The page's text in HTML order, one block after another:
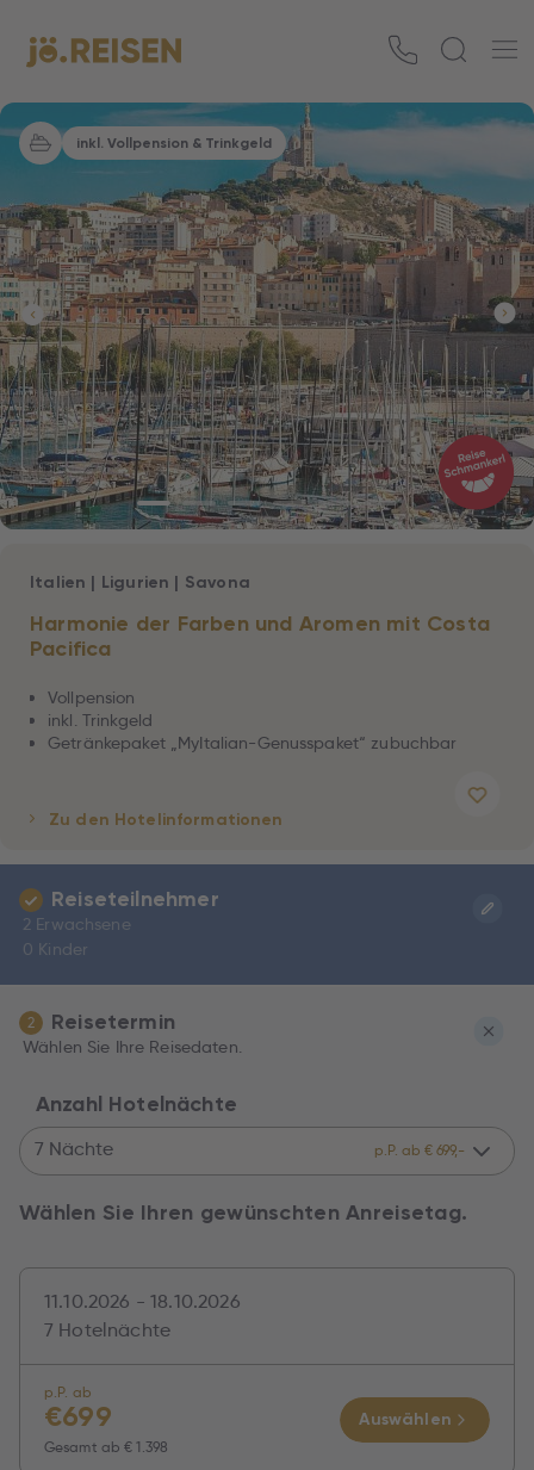
inkl. Vollpension & Trinkgeld
Harmonie der Farben und Aromen mit Costa
Pacifica
Italien | Ligurien | Savona
Vollpension
inkl. Trinkgeld
Getränkepaket „MyItalian-Genusspaket“ zubuchbar
Zu den Hotelinformationen
Reiseteilnehmer
2 Erwachsene
0 Kinder
2 Reisetermin
Wählen Sie Ihre Reisedaten.
Anzahl Hotelnächte
7 Nächte p.P. ab € 699,-
Wählen Sie Ihren gewünschten Anreisetag.
11.10.2026 - 18.10.2026
7 Hotelnächte
p.P. ab
€699
Gesamt ab€ 1.398
Auswählen